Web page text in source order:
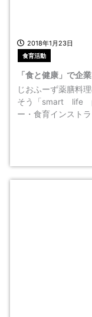
2018年1月23日
食育活動
「食と健康」で企
じおふーず薬膳料
そう「smart life
ー・食育インスト